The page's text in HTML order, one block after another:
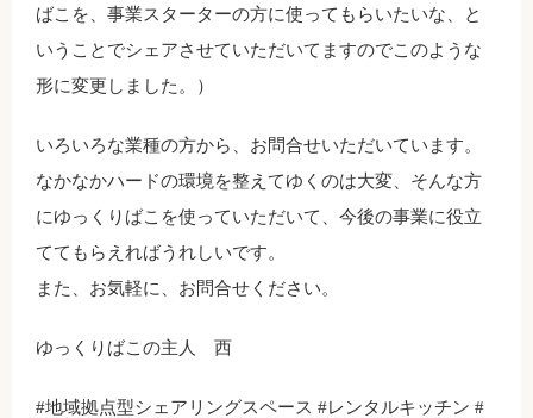
ばこを、事業スターターの方に使ってもらいたいな、と
いうことでシェアさせていただいてますのでこのような
形に変更しました。）
いろいろな業種の方から、お問合せいただいています。
なかなかハードの環境を整えてゆくのは大変、そんな方
にゆっくりばこを使っていただいて、今後の事業に役立
ててもらえればうれしいです。
また、お気軽に、お問合せください。
ゆっくりばこの主人 西
#地域拠点型シェアリングスペース #レンタルキッチン #